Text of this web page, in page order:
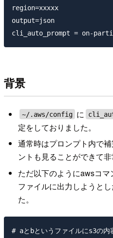
region=xxxxx
output=json
背景
~/.aws/config に
定をしておりました。
通常時はプロンプト内で
ントも見ることができて非
ただ以下のようにawsコ
ファイルに出力しようと
た。
# aとbというファイルにs3の内